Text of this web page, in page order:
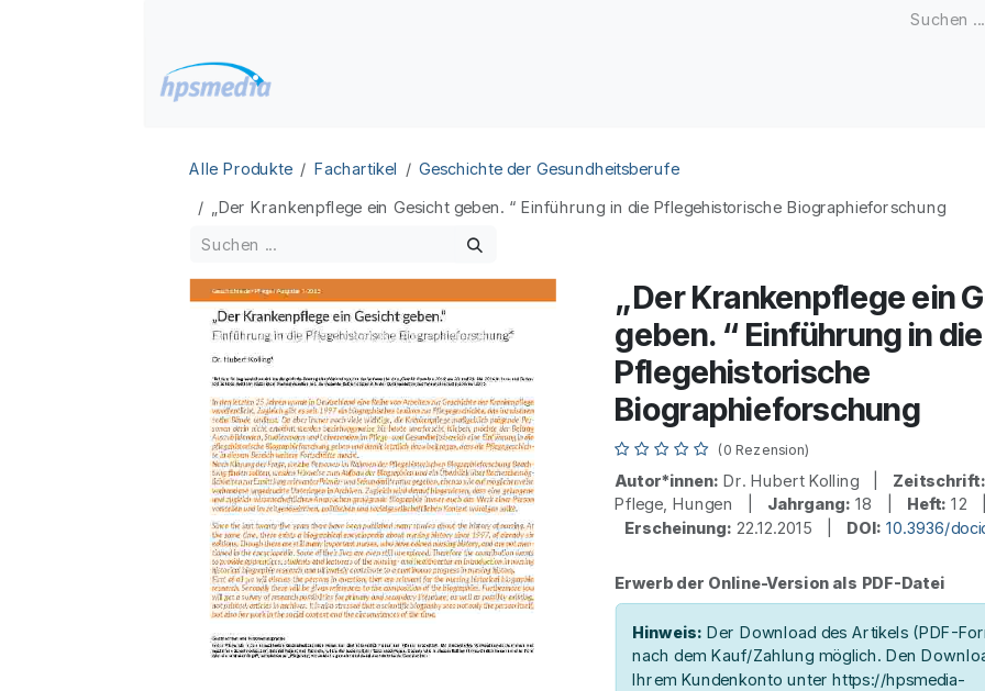
Alle Produkte Fachartikel
Geschichte der Gesundheitsberufe
„Der Krankenpflege ein Gesicht geben. “ Einführung in die Pflegehistorische Biographieforschung
„Der Krankenpflege ein
geben. “ Einführung in die
Pflegehistorische
Biographieforschung
(0 Rezension)
Autor*innen: Dr. Hubert Kolling | Zeitschrift:
Pflege, Hungen | Jahrgang: 18 | Heft:
Erscheinung: 22.12.2015 | DOI: 10.3936/
Erwerb der Online-Version als PDF-Datei
Hinweis: Der Download des Artikels (PDF-
nach dem Kauf/Zahlung möglich. Den
Ihrem Kundenkonto unter https://hpsmedia-